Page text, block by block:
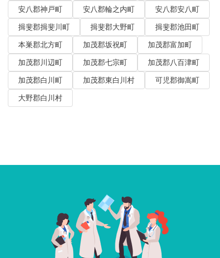
安八郡神戸町
安八郡輪之内町
安八郡安八町
揖斐郡揖斐川町
揖斐郡大野町
揖斐郡池田町
本巣郡北方町
加茂郡坂祝町
加茂郡富加町
加茂郡川辺町
加茂郡七宗町
加茂郡八百津町
加茂郡白川町
加茂郡東白川村
可児郡御嵩町
大野郡白川村